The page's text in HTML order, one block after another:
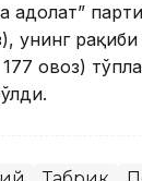
адолат”
унинг
овоз)